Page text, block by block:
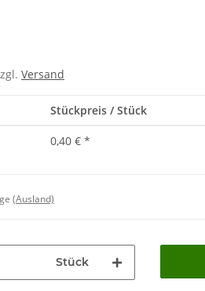
Versand
Stückpreis / Stück
0,40 € *
(Ausland)
Stück